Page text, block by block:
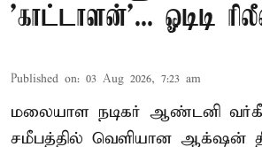
'காட்டாளன்'... ஓடிடி
Published on: 03 Aug 2026, 7:23 am
மலையாள நடிகர் ஆண்டனி
சமீபத்தில் வெளியான ஆக்‌ஷன்